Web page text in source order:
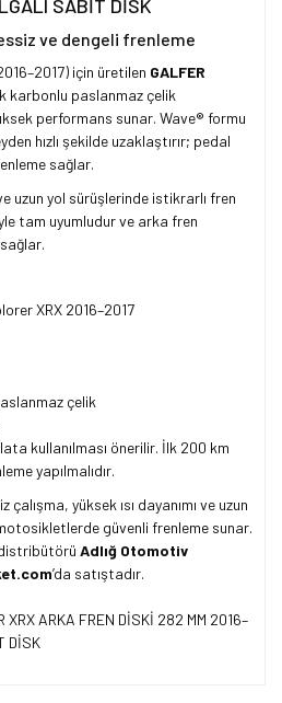
SABİT DİSK
ve dengeli frenleme
için üretilen GALFER
karbonlu paslanmaz çelik
performans sunar. Wave® formu
hızlı şekilde uzaklaştırır; pedal
sağlar.
uzun yol sürüşlerinde istikrarlı fren
tam uyumludur ve arka fren
XRX 2016–2017
çelik
kullanılması önerilir. İlk 200 km
yapılmalıdır.
yüksek ısı dayanımı ve uzun
güvenli frenleme sunar.
Adlığ Otomotiv
’da satıştadır.